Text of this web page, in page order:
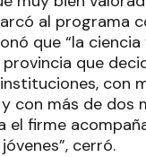
al programa
que “la
provincia que
con
con más de dos
el firme
cerró.